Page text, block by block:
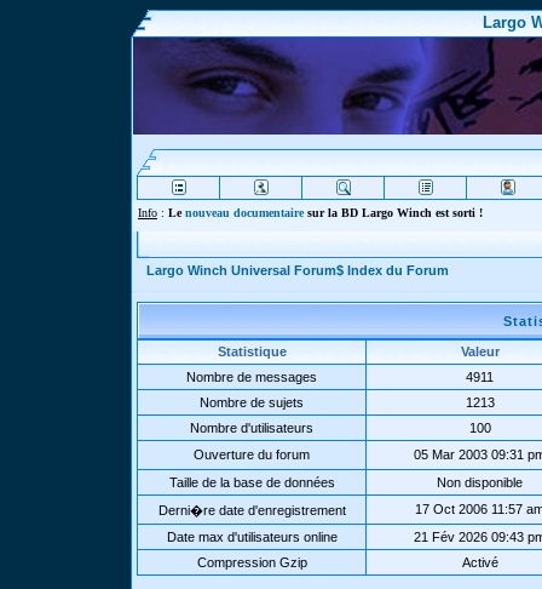
Largo
Info : Lenouveau documentairesur la BD Largo Winch est sorti !
Largo Winch Universal Forum$ Index du Forum
Statistique
Valeur
Nombre de messages
4911
Nombre de sujets
1213
Nombre d'utilisateurs
100
Ouverture du forum
05 Mar 2003 09:31
Taille de la base de données
Non disponible
Derni�re date d'enregistrement
17 Oct 2006 11:57
Date max d'utilisateurs online
21 Fév 2026 09:43
Compression Gzip
Activé